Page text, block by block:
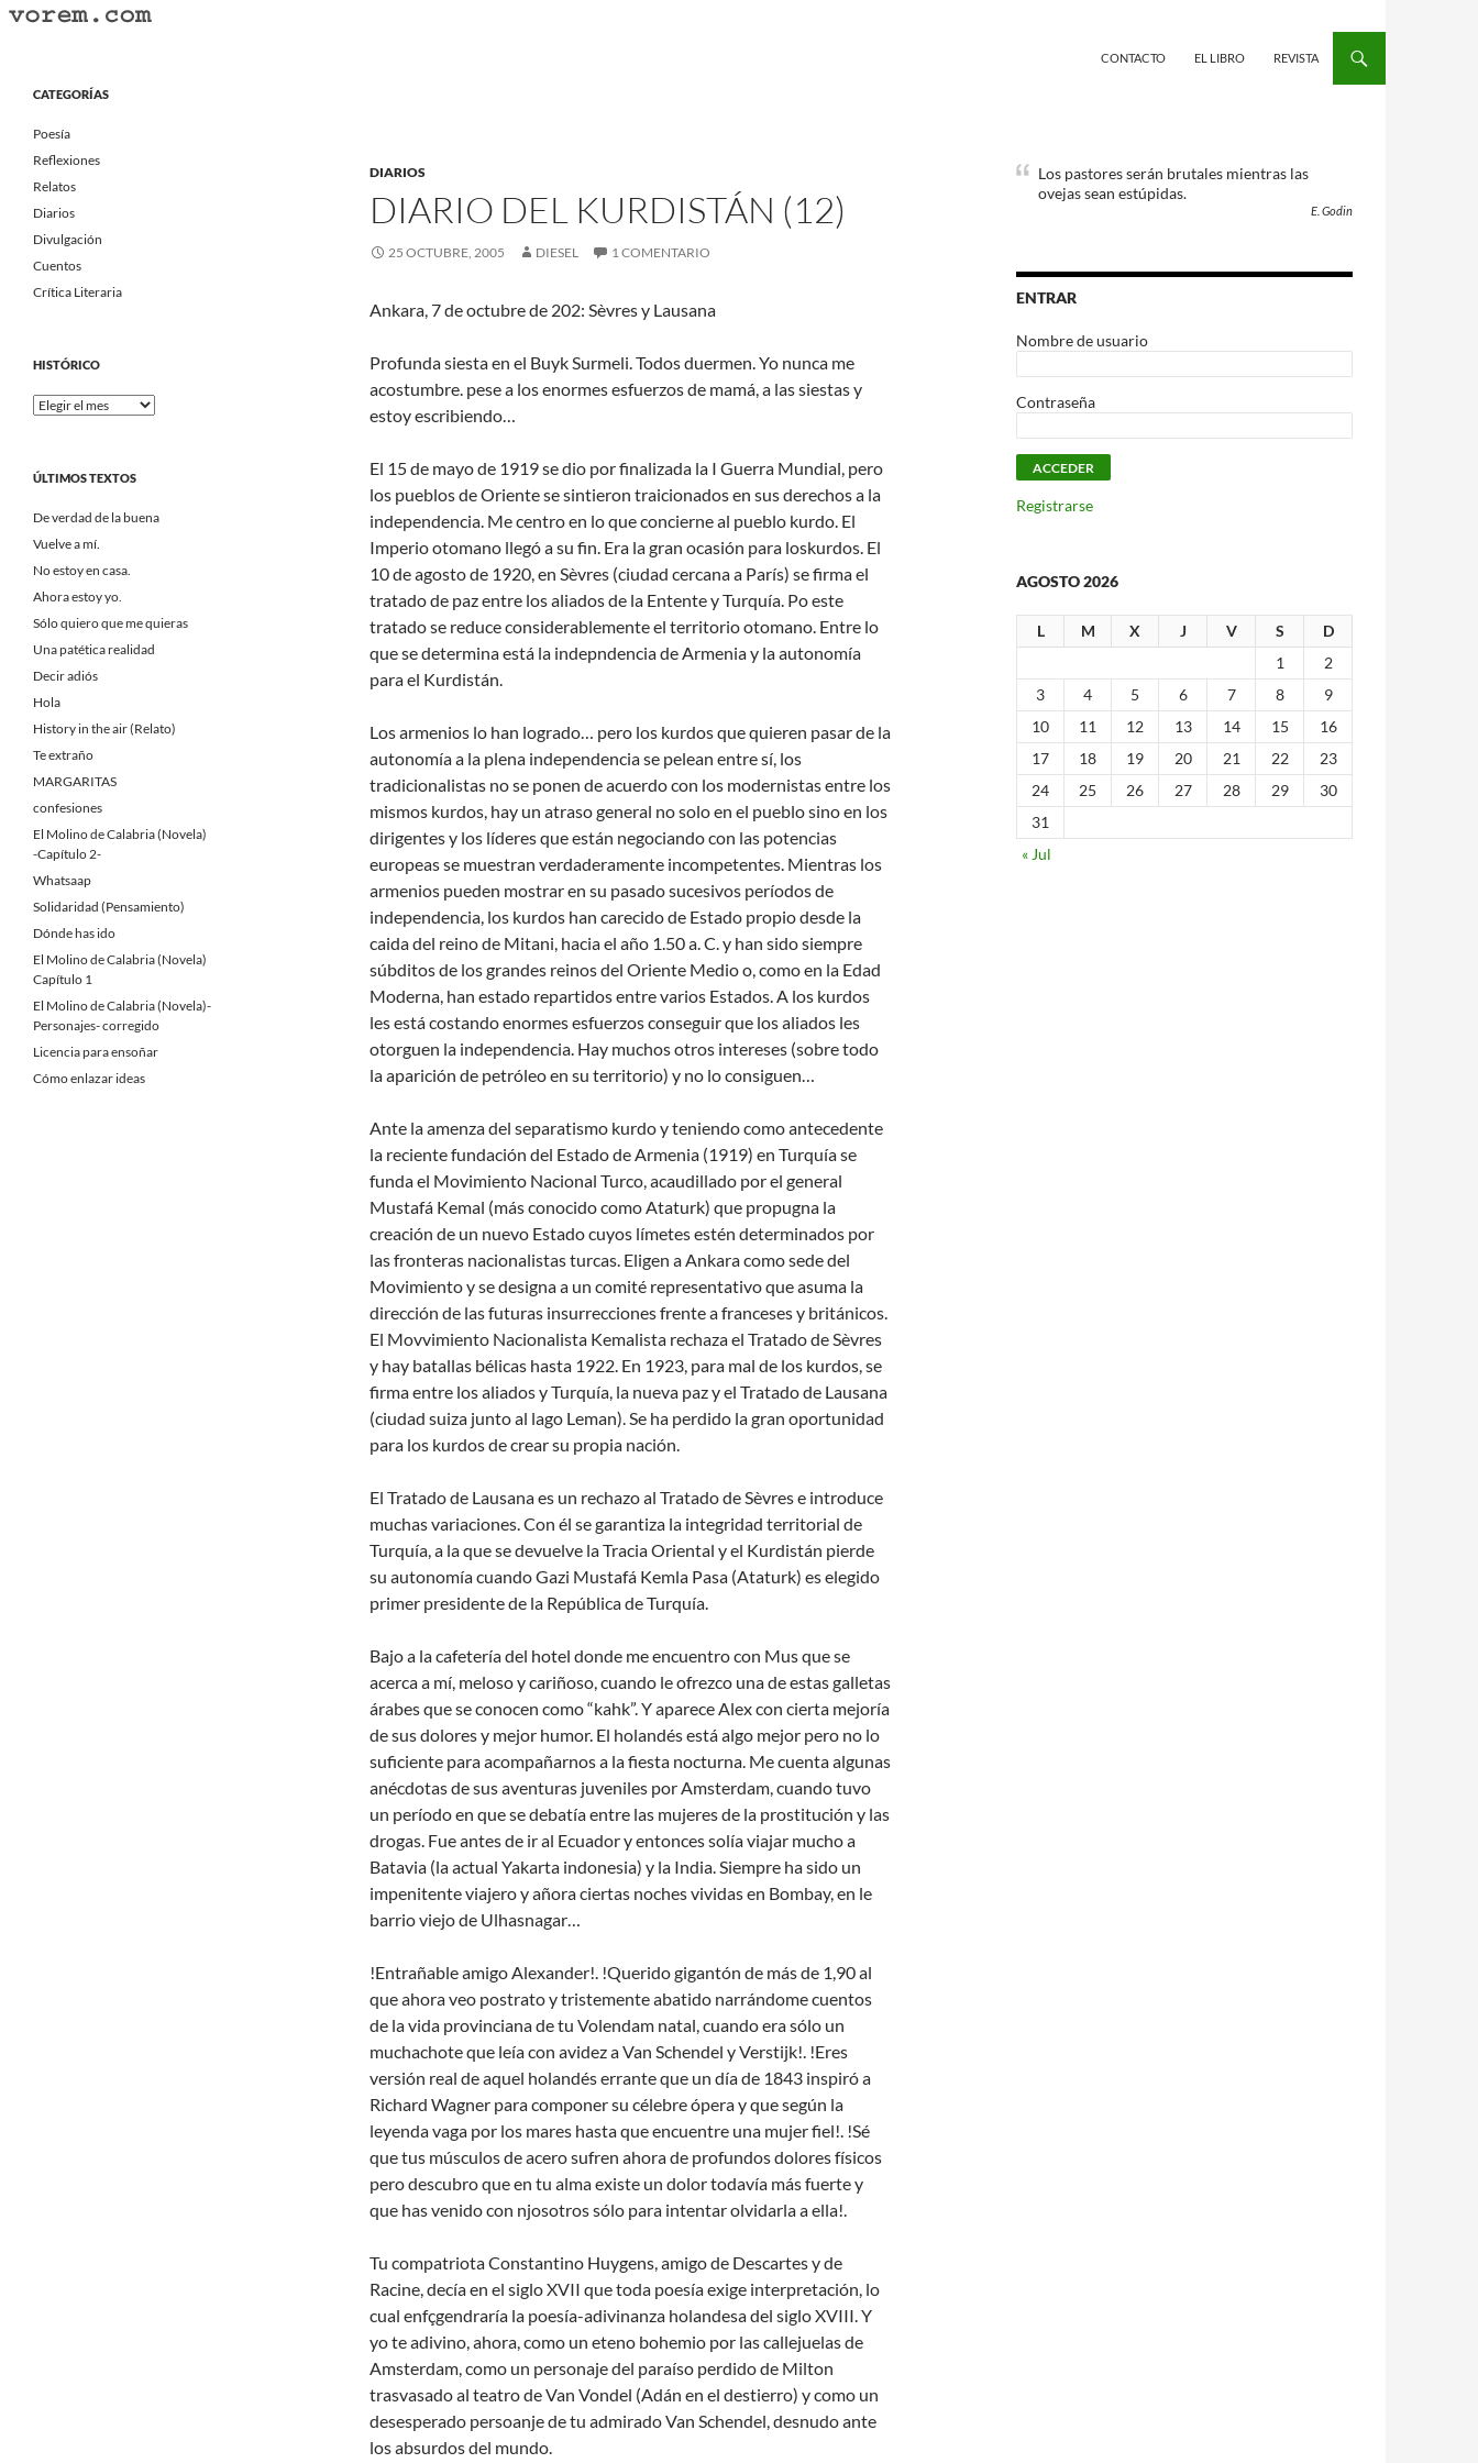
Saltar
CONTACTO EL LIBRO REVISTA
DIARIOS
DIARIO DEL KURDISTÁN (12)
25 OCTUBRE, 2005 DIESEL 1 COMENTARIO
Ankara, 7 de octubre de 202: Sèvres y Lausana
Profunda siesta en el Buyk Surmeli. Todos duermen. Yo nunca me
acostumbre. pese a los enormes esfuerzos de mamá, a las siestas y
estoy escribiendo…
El 15 de mayo de 1919 se dio por finalizada la I Guerra Mundial, pero
los pueblos de Oriente se sintieron traicionados en sus derechos a la
independencia. Me centro en lo que concierne al pueblo kurdo. El
Imperio otomano llegó a su fin. Era la gran ocasión para loskurdos. El
10 de agosto de 1920, en Sèvres (ciudad cercana a París) se firma el
tratado de paz entre los aliados de la Entente y Turquía. Po este
tratado se reduce considerablemente el territorio otomano. Entre lo
que se determina está la indepndencia de Armenia y la autonomía
para el Kurdistán.
Los armenios lo han logrado… pero los kurdos que quieren pasar de la
autonomía a la plena independencia se pelean entre sí, los
tradicionalistas no se ponen de acuerdo con los modernistas entre los
mismos kurdos, hay un atraso general no solo en el pueblo sino en los
dirigentes y los líderes que están negociando con las potencias
europeas se muestran verdaderamente incompetentes. Mientras los
armenios pueden mostrar en su pasado sucesivos períodos de
independencia, los kurdos han carecido de Estado propio desde la
caida del reino de Mitani, hacia el año 1.50 a. C. y han sido siempre
súbditos de los grandes reinos del Oriente Medio o, como en la Edad
Moderna, han estado repartidos entre varios Estados. A los kurdos
les está costando enormes esfuerzos conseguir que los aliados les
otorguen la independencia. Hay muchos otros intereses (sobre todo
la aparición de petróleo en su territorio) y no lo consiguen…
Ante la amenza del separatismo kurdo y teniendo como antecedente
la reciente fundación del Estado de Armenia (1919) en Turquía se
funda el Movimiento Nacional Turco, acaudillado por el general
Mustafá Kemal (más conocido como Ataturk) que propugna la
creación de un nuevo Estado cuyos límetes estén determinados por
las fronteras nacionalistas turcas. Eligen a Ankara como sede del
Movimiento y se designa a un comité representativo que asuma la
dirección de las futuras insurrecciones frente a franceses y británicos.
El Movvimiento Nacionalista Kemalista rechaza el Tratado de Sèvres
y hay batallas bélicas hasta 1922. En 1923, para mal de los kurdos, se
firma entre los aliados y Turquía, la nueva paz y el Tratado de Lausana
(ciudad suiza junto al lago Leman). Se ha perdido la gran oportunidad
para los kurdos de crear su propia nación.
El Tratado de Lausana es un rechazo al Tratado de Sèvres e introduce
muchas variaciones. Con él se garantiza la integridad territorial de
Turquía, a la que se devuelve la Tracia Oriental y el Kurdistán pierde
su autonomía cuando Gazi Mustafá Kemla Pasa (Ataturk) es elegido
primer presidente de la República de Turquía.
Bajo a la cafetería del hotel donde me encuentro con Mus que se
acerca a mí, meloso y cariñoso, cuando le ofrezco una de estas galletas
árabes que se conocen como “kahk”. Y aparece Alex con cierta mejoría
de sus dolores y mejor humor. El holandés está algo mejor pero no lo
suficiente para acompañarnos a la fiesta nocturna. Me cuenta algunas
anécdotas de sus aventuras juveniles por Amsterdam, cuando tuvo
un período en que se debatía entre las mujeres de la prostitución y las
drogas. Fue antes de ir al Ecuador y entonces solía viajar mucho a
Batavia (la actual Yakarta indonesia) y la India. Siempre ha sido un
impenitente viajero y añora ciertas noches vividas en Bombay, en le
barrio viejo de Ulhasnagar…
!Entrañable amigo Alexander!. !Querido gigantón de más de 1,90 al
que ahora veo postrato y tristemente abatido narrándome cuentos
de la vida provinciana de tu Volendam natal, cuando era sólo un
muchachote que leía con avidez a Van Schendel y Verstijk!. !Eres
versión real de aquel holandés errante que un día de 1843 inspiró a
Richard Wagner para componer su célebre ópera y que según la
leyenda vaga por los mares hasta que encuentre una mujer fiel!. !Sé
que tus músculos de acero sufren ahora de profundos dolores físicos
pero descubro que en tu alma existe un dolor todavía más fuerte y
que has venido con njosotros sólo para intentar olvidarla a ella!.
Tu compatriota Constantino Huygens, amigo de Descartes y de
Racine, decía en el siglo XVII que toda poesía exige interpretación, lo
cual enfçgendraría la poesía-adivinanza holandesa del siglo XVIII. Y
yo te adivino, ahora, como un eteno bohemio por las callejuelas de
Amsterdam, como un personaje del paraíso perdido de Milton
trasvasado al teatro de Van Vondel (Adán en el destierro) y como un
desesperado persoanje de tu admirado Van Schendel, desnudo ante
los absurdos del mundo.
Los pastores serán brutales mientras las
ovejas sean estúpidas.
E. Godin
ENTRAR
Nombre de usuario
Contraseña
Registrarse
AGOSTO 2026
L M X J V S
D
1
2
3
4 5 6 7 8
9
10
11 12 13 14 15
16
17
18 19 20 21 22
23
24
25 26 27 28 29
30
31
« Jul
Portal Literario Independiente
CATEGORÍAS
Poesía
Reflexiones
Relatos
Diarios
Divulgación
Cuentos
Crítica Literaria
HISTÓRICO
Histórico
ÚLTIMOS TEXTOS
De verdad de la buena
Vuelve a mí.
No estoy en casa.
Ahora estoy yo.
Sólo quiero que me quieras
Una patética realidad
Decir adiós
Hola
History in the air (Relato)
Te extraño
MARGARITAS
confesiones
El Molino de Calabria (Novela)
-Capítulo 2-
Whatsaap
Solidaridad (Pensamiento)
Dónde has ido
El Molino de Calabria (Novela)
Capítulo 1
El Molino de Calabria (Novela)-
Personajes- corregido
Licencia para ensoñar
Cómo enlazar ideas